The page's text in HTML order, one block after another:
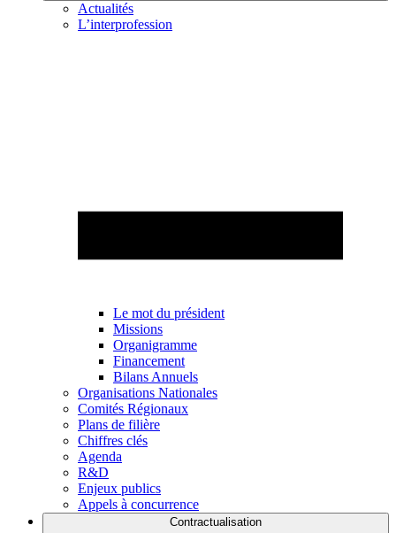
Actualités
L’interprofession
Le mot du président
Missions
Organigramme
Financement
Bilans Annuels
Organisations Nationales
Comités Régionaux
Plans de filière
Chiffres clés
Agenda
R&D
Enjeux publics
Appels à concurrence
Contractualisation